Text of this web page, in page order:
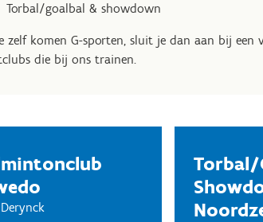
Torbal/goalbal & showdown
zelf komen G-sporten, sluit je dan aan bij een
die bij ons trainen.
Torbal/